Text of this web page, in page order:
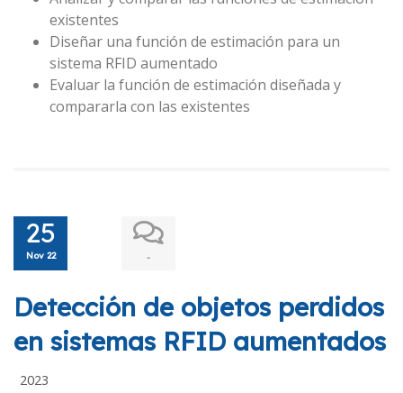
existentes
Diseñar una función de estimación para un
sistema RFID aumentado
Evaluar la función de estimación diseñada y
compararla con las existentes
25
Nov 22 -
Detección de objetos perdidos
en sistemas RFID aumentados
2023